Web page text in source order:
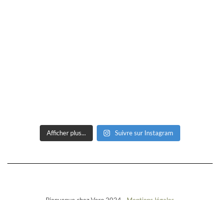
Afficher plus... Suivre sur Instagram